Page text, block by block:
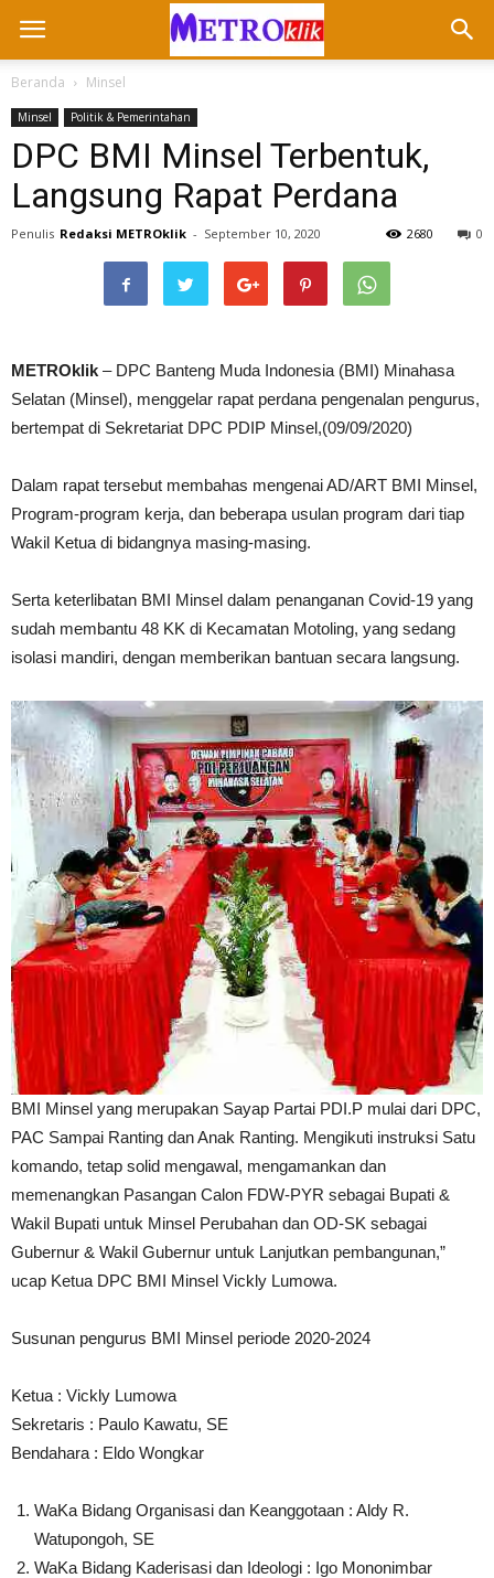
Beranda Minsel
Minsel Politik & Pemerintahan
DPC BMI Minsel Terbentuk,
Langsung Rapat Perdana
Penulis Redaksi METROklik - September 10, 2020 0
2680
METROklik – DPC Banteng Muda Indonesia (BMI) Minahasa
Selatan (Minsel), menggelar rapat perdana pengenalan pengurus,
bertempat di Sekretariat DPC PDIP Minsel,(09/09/2020)
Dalam rapat tersebut membahas mengenai AD/ART BMI Minsel,
Program-program kerja, dan beberapa usulan program dari tiap
Wakil Ketua di bidangnya masing-masing.
Serta keterlibatan BMI Minsel dalam penanganan Covid-19 yang
sudah membantu 48 KK di Kecamatan Motoling, yang sedang
isolasi mandiri, dengan memberikan bantuan secara langsung.
BMI Minsel yang merupakan Sayap Partai PDI.P mulai dari DPC,
PAC Sampai Ranting dan Anak Ranting. Mengikuti instruksi Satu
komando, tetap solid mengawal, mengamankan dan
memenangkan Pasangan Calon FDW-PYR sebagai Bupati &
Wakil Bupati untuk Minsel Perubahan dan OD-SK sebagai
Gubernur & Wakil Gubernur untuk Lanjutkan pembangunan,”
ucap Ketua DPC BMI Minsel Vickly Lumowa.
Susunan pengurus BMI Minsel periode 2020-2024
Ketua : Vickly Lumowa
Sekretaris : Paulo Kawatu, SE
Bendahara : Eldo Wongkar
WaKa Bidang Organisasi dan Keanggotaan : Aldy R.
Watupongoh, SE
WaKa Bidang Kaderisasi dan Ideologi : Igo Mononimbar